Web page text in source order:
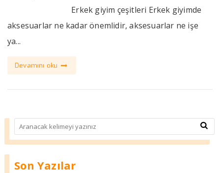
Erkek giyim çeşitleri Erkek giyimde
aksesuarlar ne kadar önemlidir, aksesuarlar ne işe
ya...
Devamını oku
Son Yazılar